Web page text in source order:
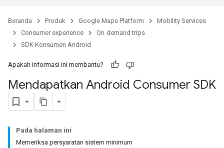
Beranda Produk Google Maps Platform
Mobility Services
Consumer experience
On-demand trips
SDK Konsumen Android
Apakah informasi ini membantu?
Mendapatkan Android Consumer SDK
Pada halaman ini
Memeriksa persyaratan sistem minimum